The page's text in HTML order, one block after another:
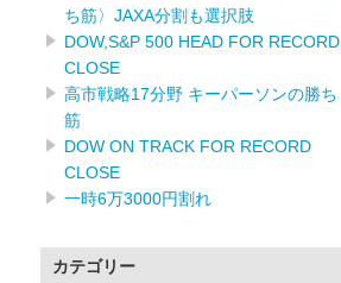
ち筋〉JAXA分割も選択肢
DOW,S&P 500 HEAD FOR RECORD
CLOSE
高市戦略17分野 キーパーソンの勝ち
筋
DOW ON TRACK FOR RECORD
CLOSE
一時6万3000円割れ
カテゴリー